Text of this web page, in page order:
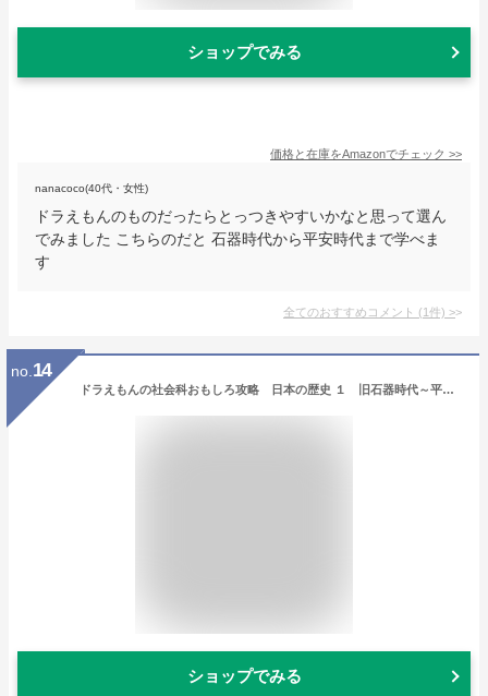
ショップでみる
価格と在庫をAmazonでチェック >>
nanacoco(40代・女性)
ドラえもんのものだったらとっつきやすいかなと思って選ん
でみました こちらのだと 石器時代から平安時代まで学べま
す
全てのおすすめコメント (1件) >
no. 14
ドラえもんの社会科おもしろ攻略 日本の歴史 １ 旧石器時代～平安時代
ショップでみる